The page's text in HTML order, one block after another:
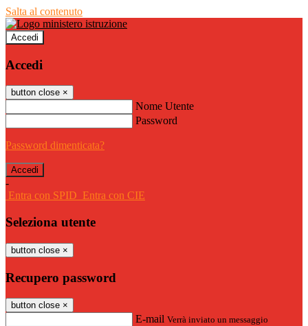
Salta al contenuto
Accedi
Accedi
button close ×
Nome Utente
Password
Password dimenticata?
-
Entra con SPID Entra con CIE
Seleziona utente
button close ×
Recupero password
button close ×
E-mail Verrà inviato un messaggio